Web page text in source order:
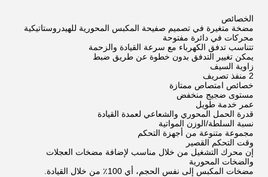
الخصائص
مضخة متغيرة في تصميم صفيحة المكبس المحورية للهيدروستاتيكية
محركات في دائرة مفتوحة
‬تتناسب تدفق الكهرباء مع سرعة القيادة والزحمة
يمكن تغيير التدفق بدون خطوة عن طريق ضبط
زاوية السيف
2 منفذ تصريف
خصائص امتصاص ممتازة
مستوى ضجيج منخفض
عمر خدمة طويل
‬قدرة الحمل المحوري والشعاعي لعمدة القيادة
نسبة السلطة/الوزن المواتية
مجموعة متنوعة من أجهزة التحكم
وقت التحكم القصير
‬إن محرك التشغيل من خلال مناسب لإضافة مضخات العجلات
والضخات المحورية
مضخات المكبس إلى نفس الحجم، أي 100٪ من خلال القيادة.